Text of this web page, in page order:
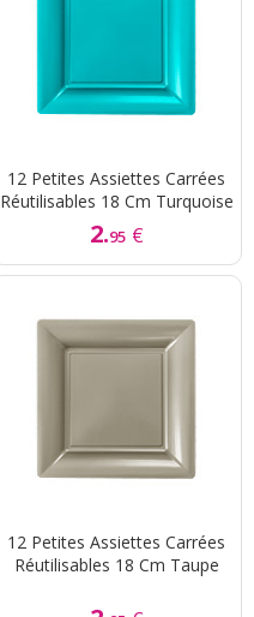
12 Petites Assiettes Carrées
Réutilisables 18 Cm Turquoise
2.95 €
12 Petites Assiettes Carrées
Réutilisables 18 Cm Taupe